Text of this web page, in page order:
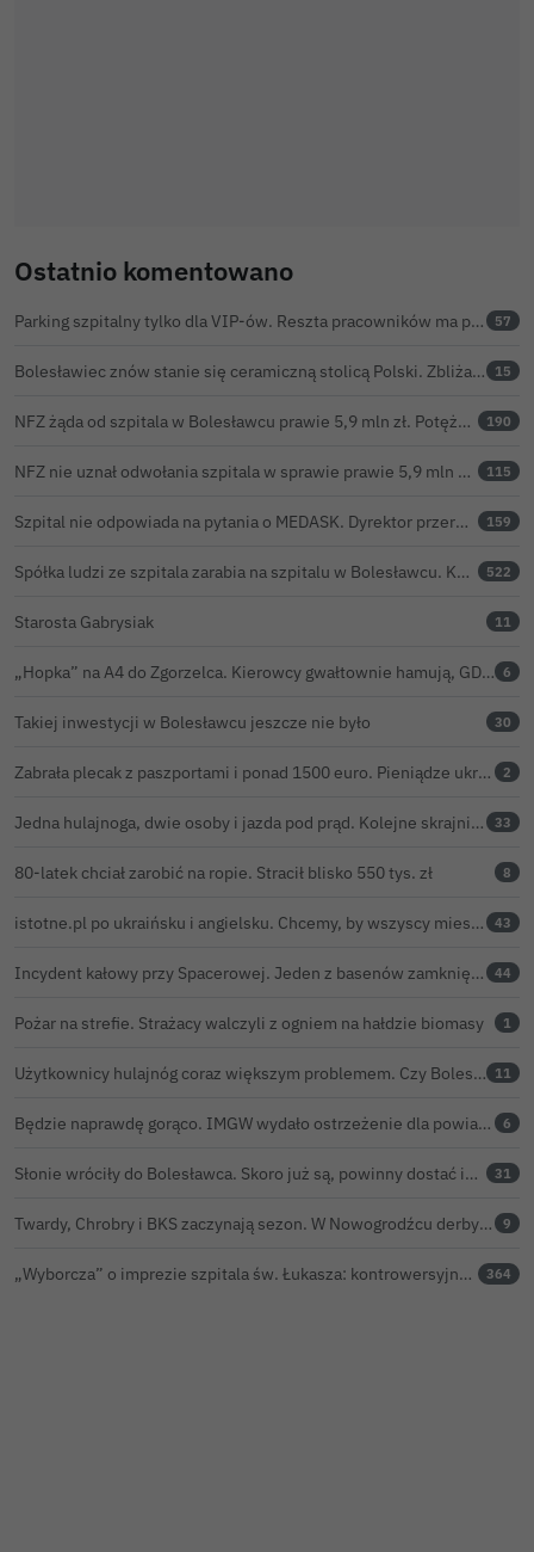
Ostatnio komentowano
Parking szpitalny tylko dla VIP-ów. Reszta pracowników ma parkować na bazarze 57
Bolesławiec znów stanie się ceramiczną stolicą Polski. Zbliża się 32. Święto Ceramiki 15
NFZ żąda od szpitala w Bolesławcu prawie 5,9 mln zł. Potężny cios po kontroli rozliczeń 190
NFZ nie uznał odwołania szpitala w sprawie prawie 5,9 mln zł. Barczyk: rozważamy sąd 115
Szpital nie odpowiada na pytania o MEDASK. Dyrektor przerwał temat podczas konferencji o inwestycjach 159
Spółka ludzi ze szpitala zarabia na szpitalu w Bolesławcu. Kwoty pozostają tajne 522
Starosta Gabrysiak 11
„Hopka” na A4 do Zgorzelca. Kierowcy gwałtownie hamują, GDDKiA wyjaśnia, skąd problem 6
Takiej inwestycji w Bolesławcu jeszcze nie było 30
Zabrała plecak z paszportami i ponad 1500 euro. Pieniądze ukryła w zaskakującym miejscu 2
Jedna hulajnoga, dwie osoby i jazda pod prąd. Kolejne skrajnie nieodpowiedzialne zachowanie na ulicach Bolesławca 33
80-latek chciał zarobić na ropie. Stracił blisko 550 tys. zł 8
istotne.pl po ukraińsku i angielsku. Chcemy, by wszyscy mieszkańcy żyli sprawami Bolesławca 43
Incydent kałowy przy Spacerowej. Jeden z basenów zamknięty do odwołania 44
Pożar na strefie. Strażacy walczyli z ogniem na hałdzie biomasy 1
Użytkownicy hulajnóg coraz większym problemem. Czy Bolesławiec powinien pójść śladem Gniezna? 11
Będzie naprawdę gorąco. IMGW wydało ostrzeżenie dla powiatu bolesławieckiego 6
Słonie wróciły do Bolesławca. Skoro już są, powinny dostać imiona? 31
Twardy, Chrobry i BKS zaczynają sezon. W Nowogrodźcu derby i pomoc dla Jakuba w powrocie do zdrowia 9
„Wyborcza” o imprezie szpitala św. Łukasza: kontrowersyjna gala dla pracowników 364